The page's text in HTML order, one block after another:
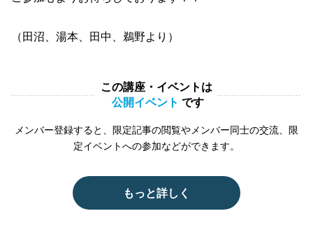
（田沼、湯本、田中、鵜野より）
この講座・イベントは
公開イベント です
メンバー登録すると、限定記事の閲覧やメンバー同士の交流、限
定イベントへの参加などができます。
もっと詳しく